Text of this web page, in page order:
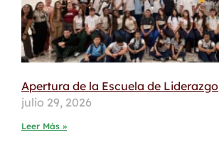
Apertura de la Escuela de Liderazgo
julio 29, 2026
Leer Más »